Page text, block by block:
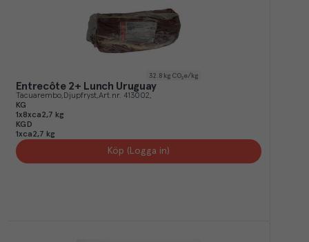
32.8 kg CO₂e/kg
Entrecôte 2+ Lunch Uruguay
Tacuarembo Djupfryst Art.nr. 413002
KG
1x8xca2,7 kg
KGD
1xca2,7 kg
Köp (Logga in)